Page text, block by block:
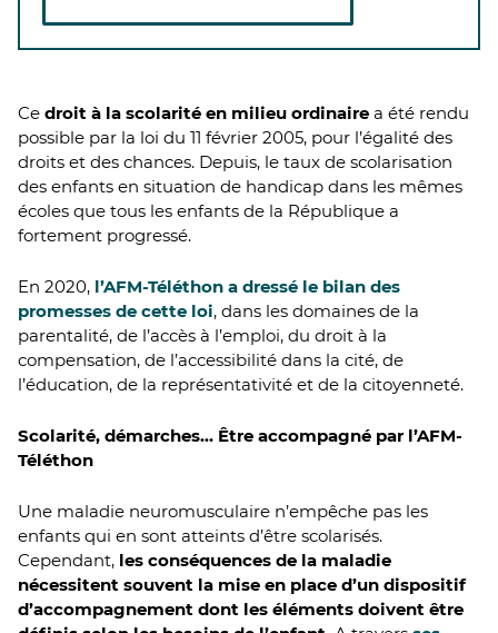
Ce droit à la scolarité en milieu ordinaire a été rendu
possible par la loi du 11 février 2005, pour l’égalité des
droits et des chances. Depuis, le taux de scolarisation
des enfants en situation de handicap dans les mêmes
écoles que tous les enfants de la République a
fortement progressé.
En 2020, l’AFM-Téléthon a dressé le bilan des
promesses de cette loi, dans les domaines de la
parentalité, de l’accès à l’emploi, du droit à la
compensation, de l’accessibilité dans la cité, de
l’éducation, de la représentativité et de la citoyenneté.
Scolarité, démarches… Être accompagné par l’AFM-
Téléthon
Une maladie neuromusculaire n’empêche pas les
enfants qui en sont atteints d’être scolarisés.
Cependant, les conséquences de la maladie
nécessitent souvent la mise en place d’un dispositif
d’accompagnement dont les éléments doivent être